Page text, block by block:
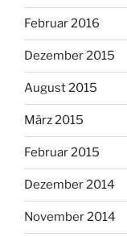
Februar 2016
Dezember 2015
August 2015
März 2015
Februar 2015
Dezember 2014
November 2014